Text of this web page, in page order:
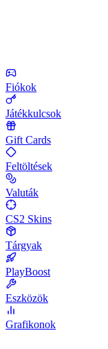
Fiókok
Játékkulcsok
Gift Cards
Feltöltések
Valuták
CS2 Skins
Tárgyak
PlayBoost
Eszközök
Grafikonok